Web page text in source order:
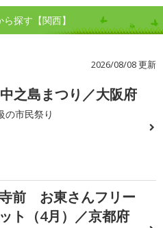
探す【関西】
2026/08/08 更新
之島まつり／大阪府
の市民祭り
前 お東さんフリー
ト（4月）／京都府